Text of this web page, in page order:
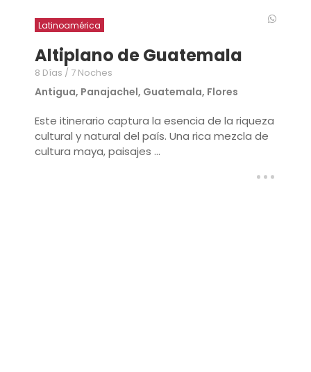
Latinoamérica
Altiplano de Guatemala
8 Días / 7 Noches
Antigua, Panajachel, Guatemala, Flores
Este itinerario captura la esencia de la riqueza
cultural y natural del país. Una rica mezcla de
cultura maya, paisajes ...